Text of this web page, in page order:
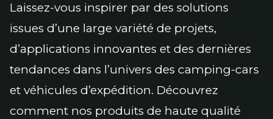
Laissez-vous inspirer par des solutions
issues d’une large variété de projets,
d’applications innovantes et des dernières
tendances dans l’univers des camping-cars
et véhicules d’expédition. Découvrez
comment nos produits de haute qualité